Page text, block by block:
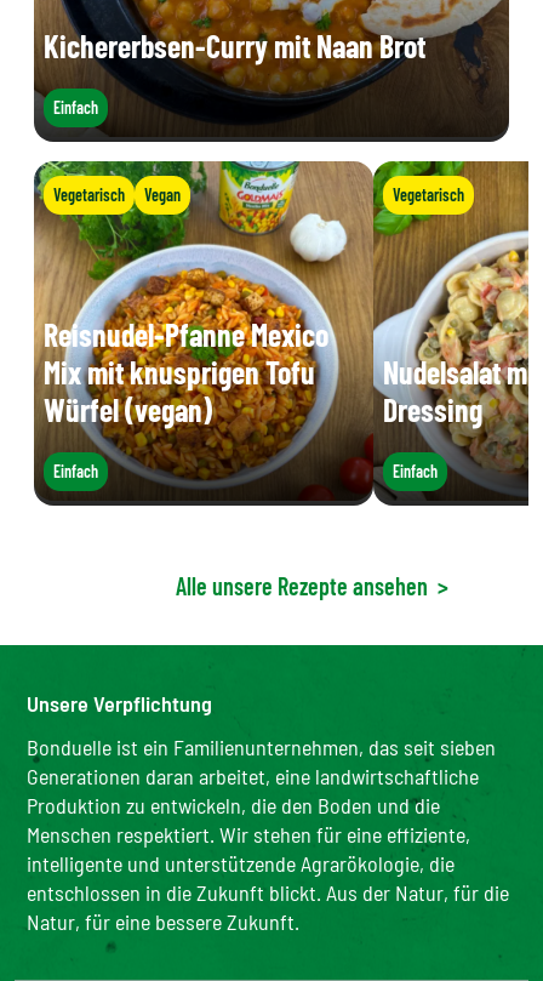
Kichererbsen-Curry mit Naan Brot
Einfach
Vegetarisch Vegan
Reisnudel-Pfanne Mexico
Mix mit knusprigen Tofu
Würfel (vegan)
Einfach
Vegetarisch
Nudelsalat
Dressing
Einfach
Alle unsere Rezepte ansehen >
Unsere Verpflichtung
Bonduelle ist ein Familienunternehmen, das seit sieben
Generationen daran arbeitet, eine landwirtschaftliche
Produktion zu entwickeln, die den Boden und die
Menschen respektiert. Wir stehen für eine effiziente,
intelligente und unterstützende Agrarökologie, die
entschlossen in die Zukunft blickt. Aus der Natur, für die
Natur, für eine bessere Zukunft.